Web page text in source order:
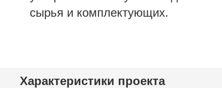
сырья и комплектующих.
Характеристики проекта